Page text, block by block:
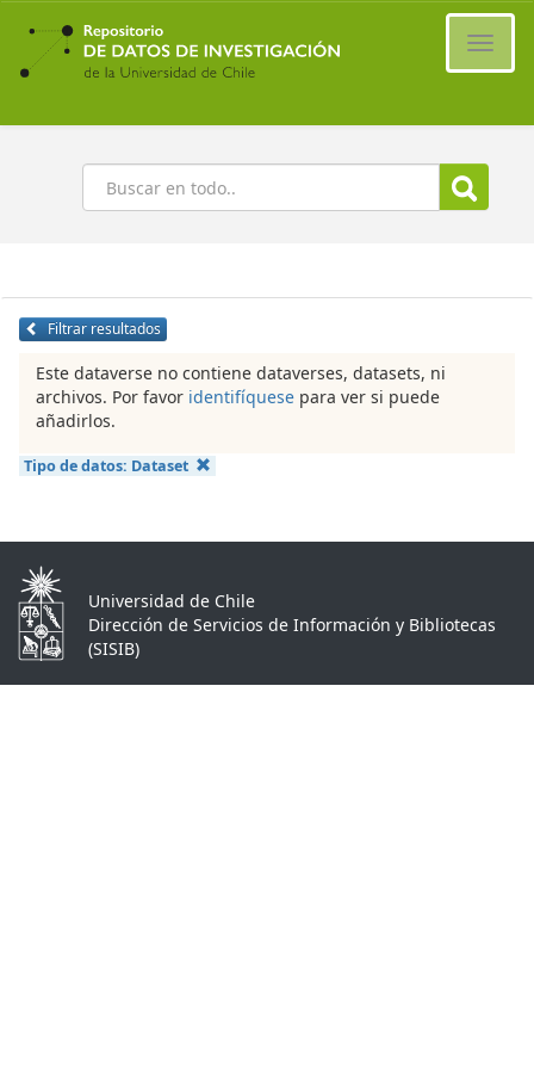
Ir
contenido
principal
Buscar
Filtrar resultados
Este dataverse no contiene dataverses, datasets, ni
archivos. Por favor identifíquese para ver si puede
añadirlos.
Tipo de datos: Dataset
Universidad de Chile
Dirección de Servicios de Información y Bibliotecas
(SISIB)